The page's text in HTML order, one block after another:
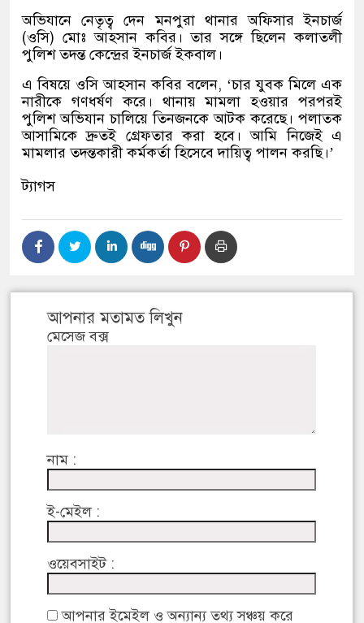
অভিযানে নেতৃত্ব দেন মনপুরা থানার অফিসার ইনচার্জ
(ওসি) মোঃ আহসান কবির। তার সঙ্গে ছিলেন কলাতলী
পুলিশ তদন্ত কেন্দ্রের ইনচার্জ ইকবাল।
এ বিষয়ে ওসি আহসান কবির বলেন, ‘চার যুবক মিলে এক
নারীকে গণধর্ষণ করে। থানায় মামলা হওয়ার পরপরই
পুলিশ অভিযান চালিয়ে তিনজনকে আটক করেছে। পলাতক
আসামিকে দ্রুতই গ্রেফতার করা হবে। আমি নিজেই এ
মামলার তদন্তকারী কর্মকর্তা হিসেবে দায়িত্ব পালন করছি।’
ট্যাগস
আপনার মতামত লিখুন
মেসেজ বক্স
নাম :
ই-মেইল :
ওয়েবসাইট :
আপনার ইমেইল ও অন্যান্য তথ্য সঞ্চয় করে